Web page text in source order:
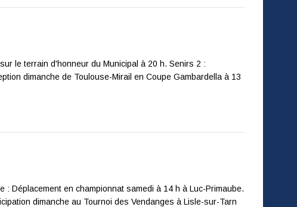
le terrain d'honneur du Municipal à 20 h. Senirs 2 :
dimanche de Toulouse-Mirail en Coupe Gambardella à 13
Déplacement en championnat samedi à 14 h à Luc-Primaube.
dimanche au Tournoi des Vendanges à Lisle-sur-Tarn